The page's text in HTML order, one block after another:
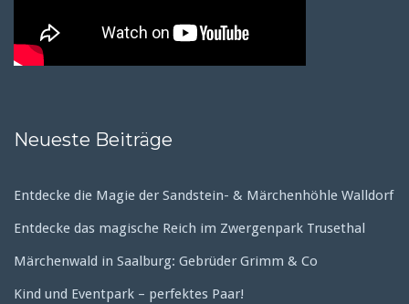
Neueste Beiträge
Entdecke die Magie der Sandstein- & Märchenhöhle Walldorf
Entdecke das magische Reich im Zwergenpark Trusethal
Märchenwald in Saalburg: Gebrüder Grimm & Co
Kind und Eventpark – perfektes Paar!